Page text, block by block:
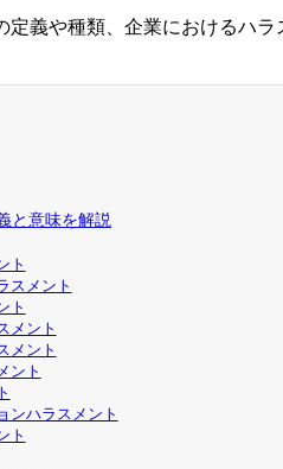
定義や種類、企業におけるハ
と意味を解説
ト
スメント
ト
メント
メント
ント
ンハラスメント
ト